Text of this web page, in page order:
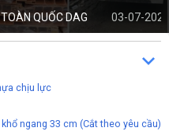
QUỐC DAG 03-07-
chịu lực
ngang 33 cm (Cắt theo yêu cầu)